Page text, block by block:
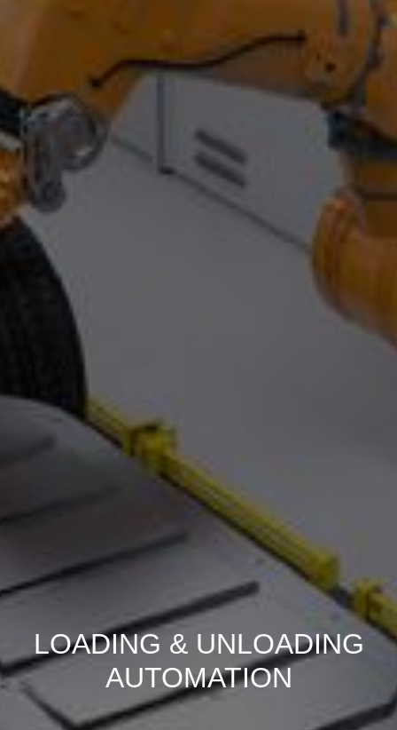
LOADING & UNLOADING
AUTOMATION